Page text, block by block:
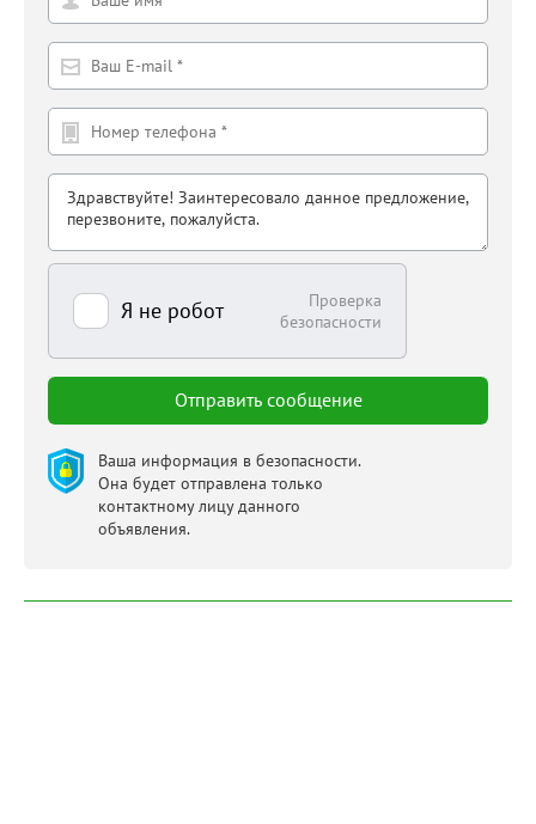
Я не робот
Проверка
безопасности
Ваша информация в безопасности.
Она будет отправлена только
контактному лицу данного
объявления.